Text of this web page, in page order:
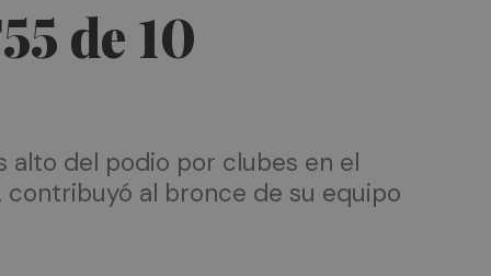
de 10
alto del podio por clubes en el
al bronce de su equipo